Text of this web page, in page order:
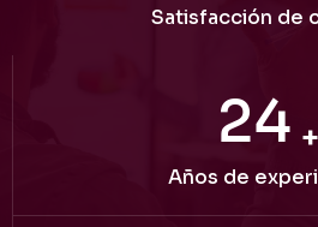
Satisfacción de
26 +
Años de